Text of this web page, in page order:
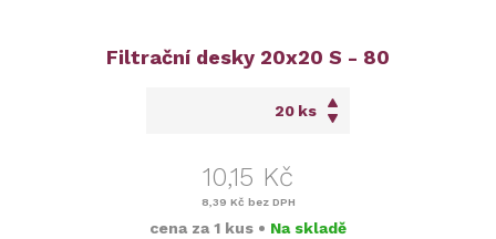
Filtrační desky 20x20 S - 80
ks
10,15 Kč
8,39 Kč bez DPH
cena za 1 kus • Na skladě